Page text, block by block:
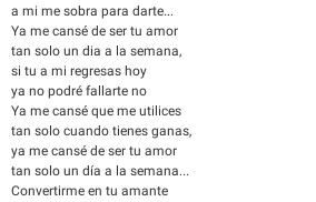
a mi me sobra para darte...
Ya me cansé de ser tu amor
tan solo un dia a la semana,
si tu a mi regresas hoy
ya no podré fallarte no
Ya me cansé que me utilices
tan solo cuando tienes ganas,
ya me cansé de ser tu amor
tan solo un día a la semana...
Convertirme en tu amante